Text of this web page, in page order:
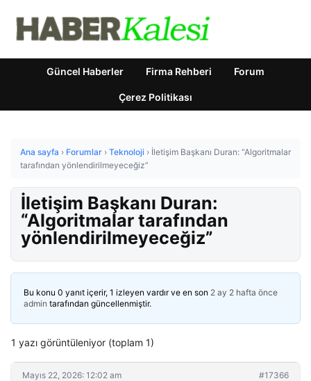
Güncel Haberler Firma Rehberi Forum
Çerez Politikası
Ana sayfa › Forumlar › Teknoloji › İletişim Başkanı Duran: “Algoritmalar
tarafından yönlendirilmeyeceğiz”
İletişim Başkanı Duran:
“Algoritmalar tarafından
yönlendirilmeyeceğiz”
Bu konu 0 yanıt içerir, 1 izleyen vardır ve en son 2 ay 2 hafta önce
admin tarafından güncellenmiştir.
1 yazı görüntüleniyor (toplam 1)
Mayıs 22, 2026: 12:02 am #17366